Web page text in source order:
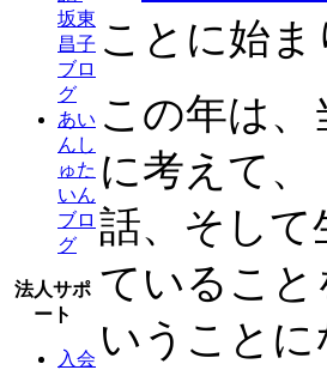
坂東
昌子
ブロ
グ
あい
んし
ゅた
いん
ブロ
グ
法人サポ
ート
入会
ことに始ま
この年は、
に考えて
話、そして
ているこ
いうこと